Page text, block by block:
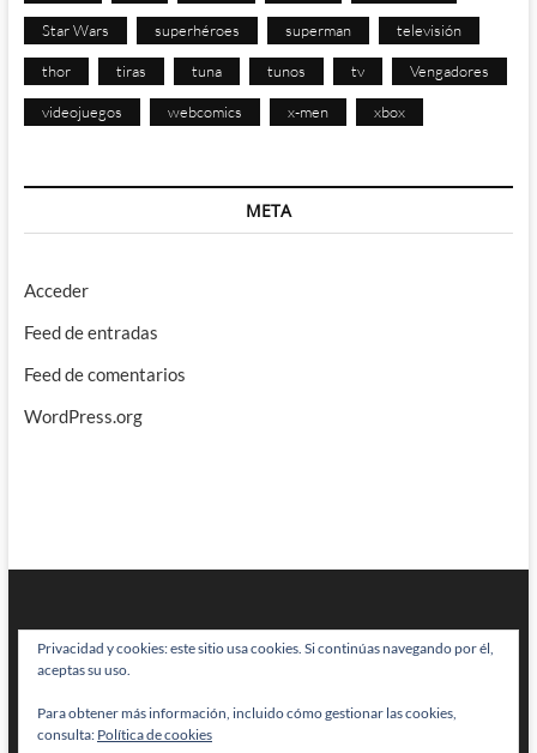
Star Wars superhéroes superman televisión
thor tiras tuna tunos tv Vengadores
videojuegos webcomics x-men xbox
META
Acceder
Feed de entradas
Feed de comentarios
WordPress.org
BRAINSTOMPING| Diseñado por:Theme Freesia|WordPress| © Todos
los derechos reservados
Privacidad y cookies: este sitio usa cookies. Si continúas navegando por él,
aceptas su uso.
Para obtener más información, incluido cómo gestionar las cookies,
consulta: Política de cookies